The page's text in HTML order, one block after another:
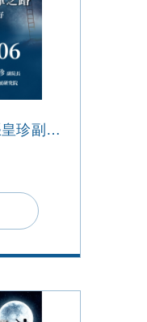
2021【管理講座】張皇珍副院長